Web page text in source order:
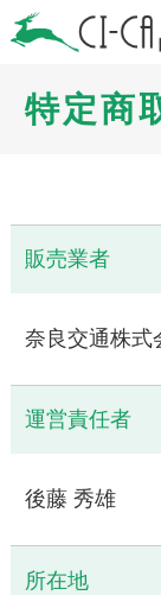
特定商
販売業者
奈良交通株式
運営責任者
後藤 秀雄
所在地